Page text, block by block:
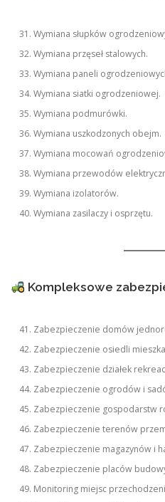
Wymiana słupków
Wymiana przęseł stalowych.
Wymiana paneli
Wymiana siatki ogrodzeniowej.
Wymiana podmurówki.
Wymiana uszkodzonych obejm.
Wymiana mocowań
Wymiana przewodów
Wymiana izolatorów.
Wymiana zasilaczy i osprzętu.
Kompleksowe
Zabezpieczenie domów
Zabezpieczenie osiedli
Zabezpieczenie działek
Zabezpieczenie ogrodów i
Zabezpieczenie gospodarstw
Zabezpieczenie terenów
Zabezpieczenie magazynów i
Zabezpieczenie placów
Monitoring miejsc